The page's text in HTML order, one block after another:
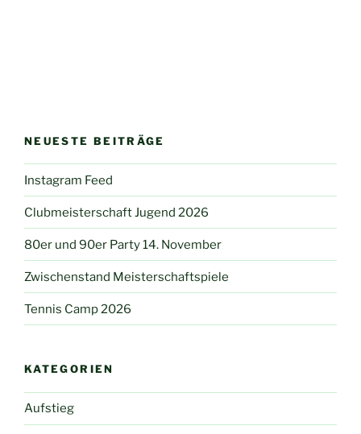
NEUESTE BEITRÄGE
Instagram Feed
Clubmeisterschaft Jugend 2026
80er und 90er Party 14. November
Zwischenstand Meisterschaftspiele
Tennis Camp 2026
KATEGORIEN
Aufstieg